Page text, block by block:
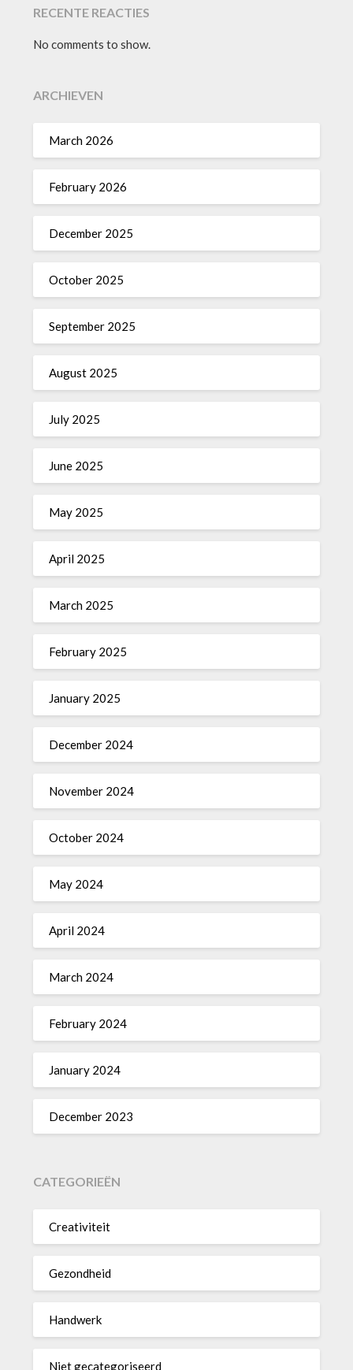
RECENTE REACTIES
No comments to show.
ARCHIEVEN
March 2026
February 2026
December 2025
October 2025
September 2025
August 2025
July 2025
June 2025
May 2025
April 2025
March 2025
February 2025
January 2025
December 2024
November 2024
October 2024
May 2024
April 2024
March 2024
February 2024
January 2024
December 2023
CATEGORIEËN
Creativiteit
Gezondheid
Handwerk
Niet gecategoriseerd